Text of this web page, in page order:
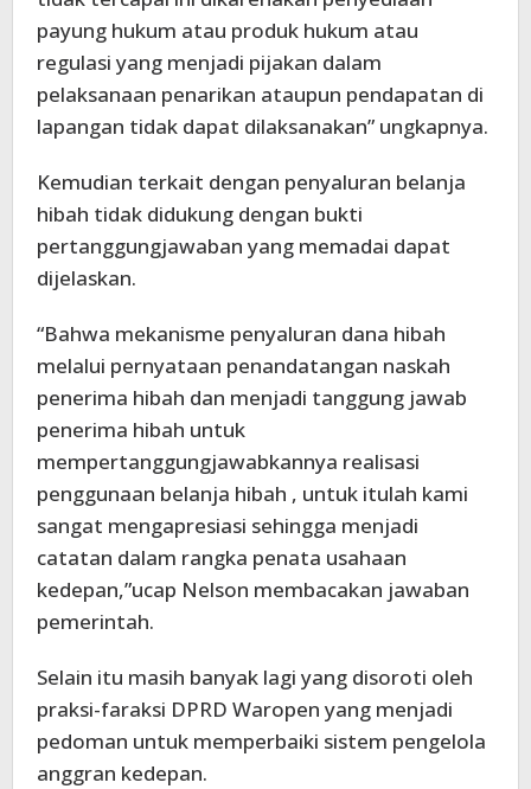
payung hukum atau produk hukum atau
regulasi yang menjadi pijakan dalam
pelaksanaan penarikan ataupun pendapatan di
lapangan tidak dapat dilaksanakan” ungkapnya.
Kemudian terkait dengan penyaluran belanja
hibah tidak didukung dengan bukti
pertanggungjawaban yang memadai dapat
dijelaskan.
“Bahwa mekanisme penyaluran dana hibah
melalui pernyataan penandatangan naskah
penerima hibah dan menjadi tanggung jawab
penerima hibah untuk
mempertanggungjawabkannya realisasi
penggunaan belanja hibah , untuk itulah kami
sangat mengapresiasi sehingga menjadi
catatan dalam rangka penata usahaan
kedepan,”ucap Nelson membacakan jawaban
pemerintah.
Selain itu masih banyak lagi yang disoroti oleh
praksi-faraksi DPRD Waropen yang menjadi
pedoman untuk memperbaiki sistem pengelola
anggran kedepan.